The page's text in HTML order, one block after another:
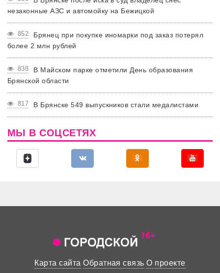
незаконные АЗС и автомойку на Бежицкой
852
Брянец при покупке иномарки под заказ потерял
более 2 млн рублей
838
В Майском парке отметили День образования
Брянской области
817 В Брянске 549 выпускников стали медалистами
МЫ В СОЦСЕТЯХ
Карта сайта Обратная связь О проекте